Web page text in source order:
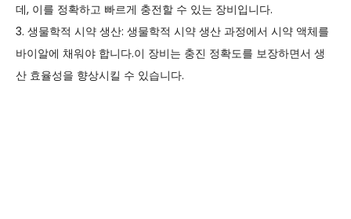
데, 이를 정확하고 빠르게 충전할 수 있는 장비입니다.
3. 생물학적 시약 생산: 생물학적 시약 생산 과정에서 시약 액체를
바이알에 채워야 합니다.이 장비는 충진 정확도를 보장하면서 생
산 효율성을 향상시킬 수 있습니다.